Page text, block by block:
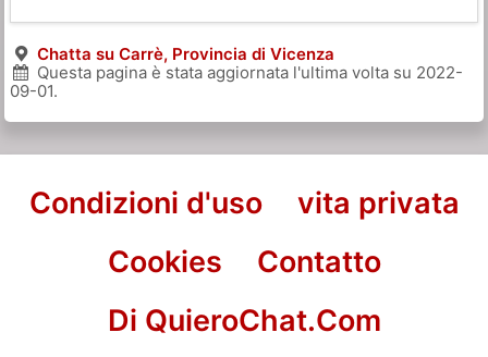
Chatta su Carrè, Provincia di Vicenza
Questa pagina è stata aggiornata l'ultima volta su 2022-
09-01.
Condizioni d'uso
vita privata
Cookies
Contatto
Di QuieroChat.Com